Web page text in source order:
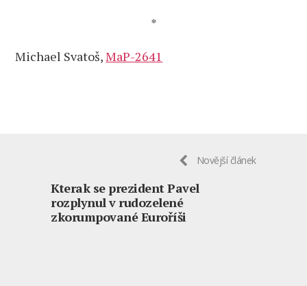
*
Michael Svatoš,MaP-2641
Novější článek
Kterak se prezident Pavel
rozplynul v rudozelené
zkorumpované Euroříši